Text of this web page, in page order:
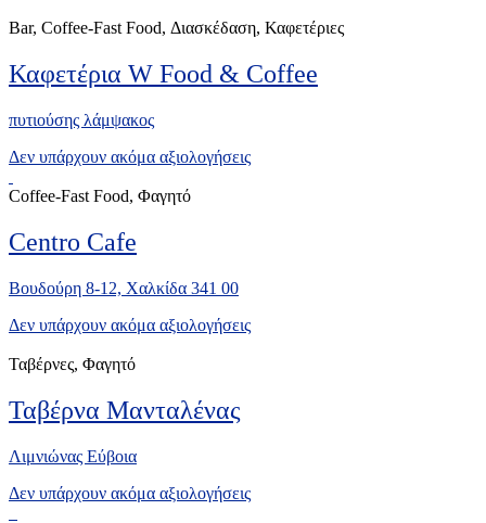
Bar, Coffee-Fast Food, Διασκέδαση, Καφετέριες
Καφετέρια W Food & Coffee
πυτιούσης λάμψακος
Δεν υπάρχουν ακόμα αξιολογήσεις
Coffee-Fast Food, Φαγητό
Centro Cafe
Βουδούρη 8-12, Χαλκίδα 341 00
Δεν υπάρχουν ακόμα αξιολογήσεις
Ταβέρνες, Φαγητό
Ταβέρνα Μανταλένας
Λιμνιώνας Εύβοια
Δεν υπάρχουν ακόμα αξιολογήσεις